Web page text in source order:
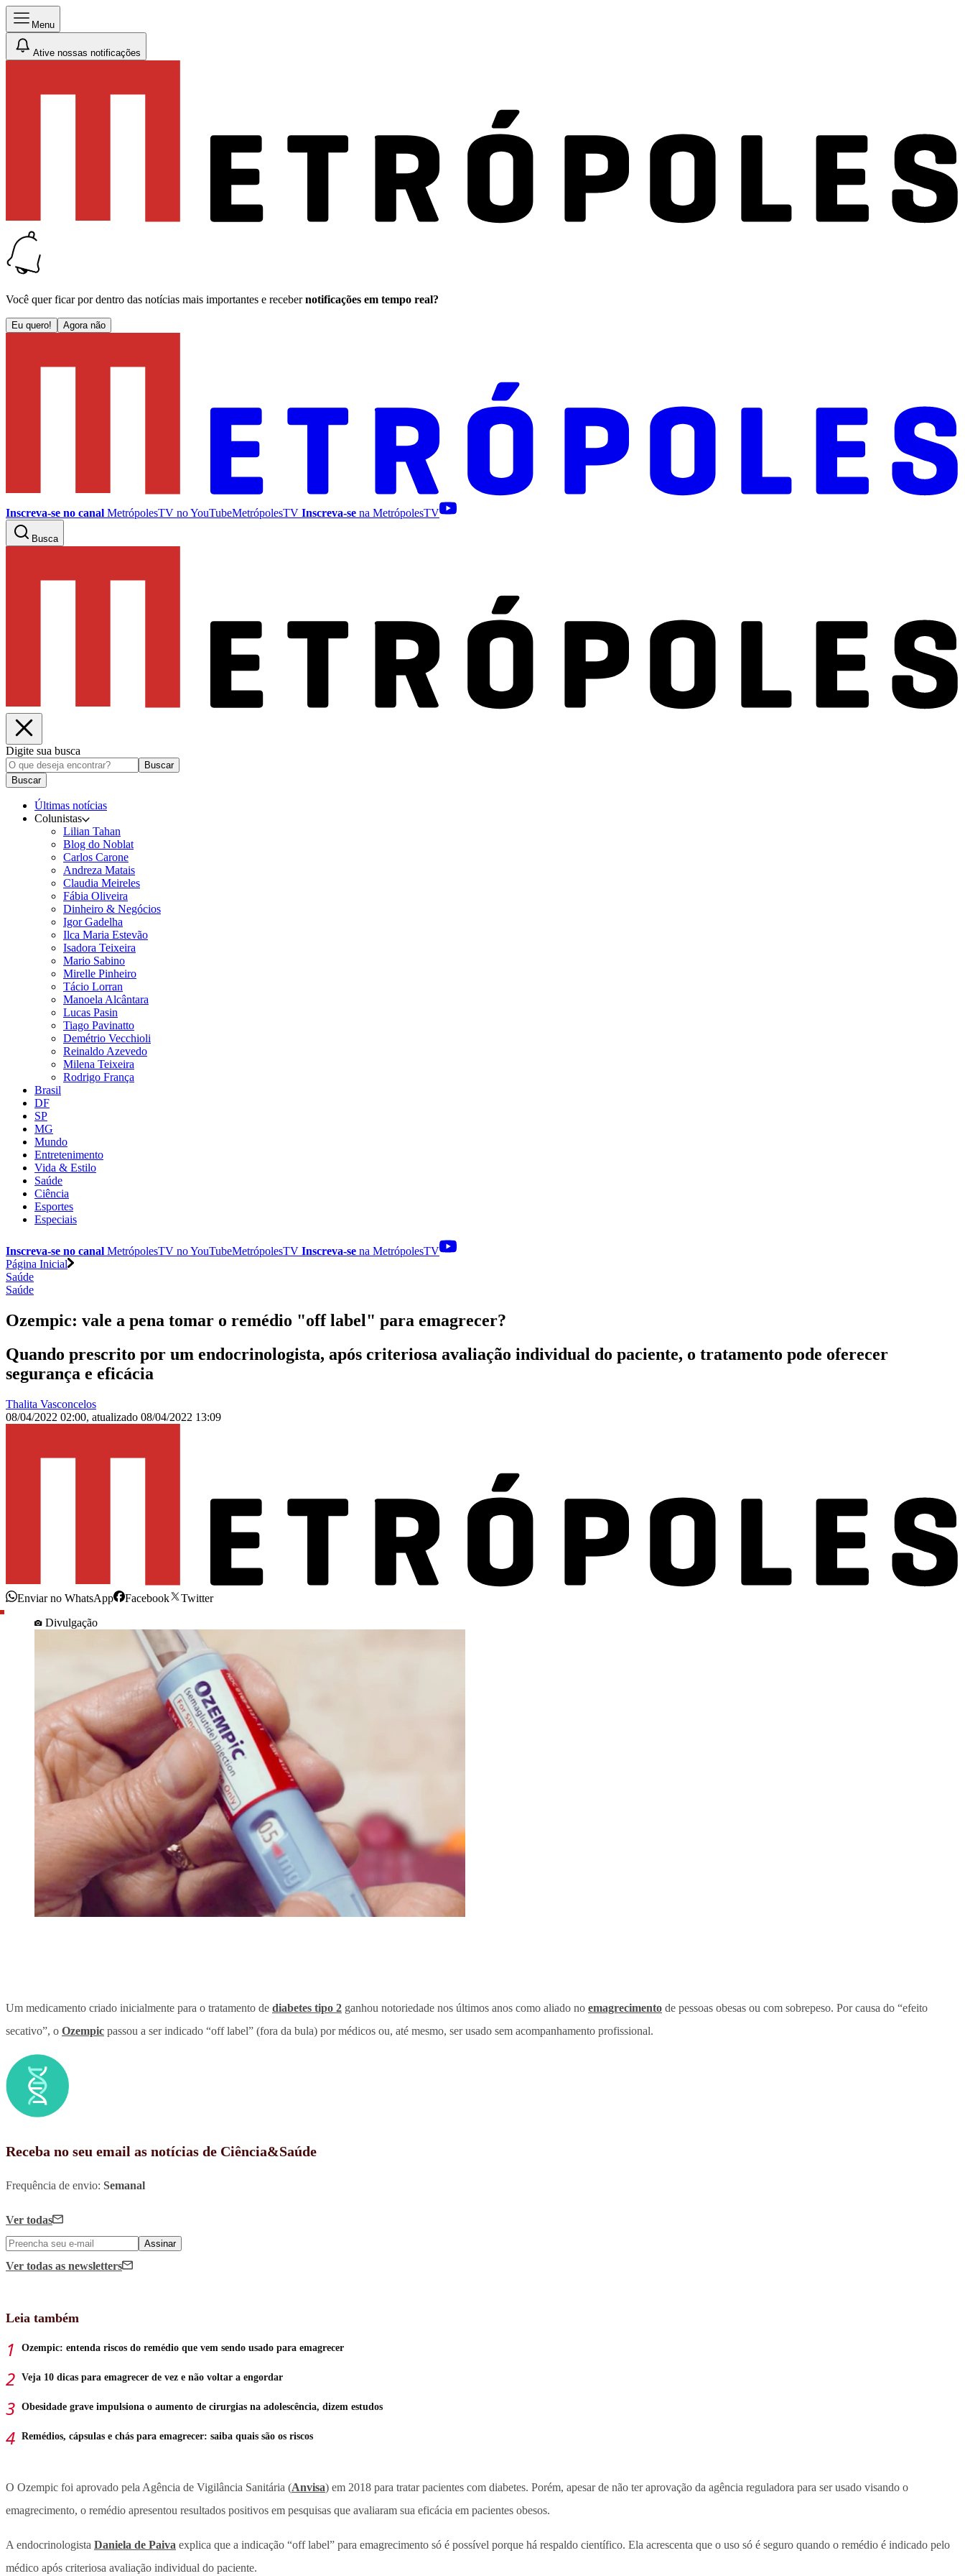
Menu
Ative nossas notificações
Você quer ficar por dentro das notícias mais importantes e receber notificações em tempo real?
Eu quero! Agora não
Inscreva-se no canal MetrópolesTV noYouTubeMetrópolesTV Inscreva-se na MetrópolesTV
Busca
Digite sua busca
Buscar
Buscar
Últimas notícias
Colunistas
Lilian Tahan
Blog do Noblat
Carlos Carone
Andreza Matais
Claudia Meireles
Fábia Oliveira
Dinheiro & Negócios
Igor Gadelha
Ilca Maria Estevão
Isadora Teixeira
Mario Sabino
Mirelle Pinheiro
Tácio Lorran
Manoela Alcântara
Lucas Pasin
Tiago Pavinatto
Demétrio Vecchioli
Reinaldo Azevedo
Milena Teixeira
Rodrigo França
Brasil
DF
SP
MG
Mundo
Entretenimento
Vida & Estilo
Saúde
Ciência
Esportes
Especiais
Inscreva-se no canal MetrópolesTV noYouTubeMetrópolesTV Inscreva-se na MetrópolesTV
Página Inicial
Saúde
Saúde
Ozempic: vale a pena tomar o remédio "off label" para emagrecer?
Quando prescrito por um endocrinologista, após criteriosa avaliação individual do paciente, o tratamento pode oferecer
segurança e eficácia
Thalita Vasconcelos
08/04/2022 02:00, atualizado 08/04/2022 13:09
Enviar no WhatsApp Facebook
Twitter
Divulgação
Um medicamento criado inicialmente para o tratamento de diabetes tipo 2 ganhou notoriedade nos últimos anos como aliado no emagrecimento de pessoas obesas ou com sobrepeso. Por causa do “efeito
secativo”, o Ozempic passou a ser indicado “off label” (fora da bula) por médicos ou, até mesmo, ser usado sem acompanhamento profissional.
Receba no seu email as notícias de Ciência&Saúde
Frequência de envio: Semanal
Ver todas
Assinar
Ver todas as newsletters
Leia também
Ozempic: entenda riscos do remédio que vem sendo usado para emagrecer
Veja 10 dicas para emagrecer de vez e não voltar a engordar
Obesidade grave impulsiona o aumento de cirurgias na adolescência, dizem estudos
Remédios, cápsulas e chás para emagrecer: saiba quais são os riscos
O Ozempic foi aprovado pela Agência de Vigilância Sanitária (Anvisa) em 2018 para tratar pacientes com diabetes. Porém, apesar de não ter aprovação da agência reguladora para ser usado visando o
emagrecimento, o remédio apresentou resultados positivos em pesquisas que avaliaram sua eficácia em pacientes obesos.
A endocrinologista Daniela de Paiva explica que a indicação “off label” para emagrecimento só é possível porque há respaldo científico. Ela acrescenta que o uso só é seguro quando o remédio é indicado pelo
médico após criteriosa avaliação individual do paciente.